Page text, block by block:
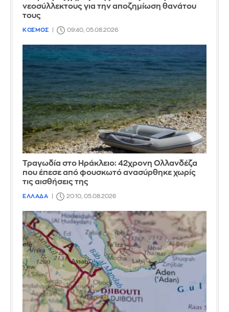
νεοσύλλεκτους για την αποζημίωση θανάτου
τους
ΚΟΣΜΟΣ 09:40, 05.08.2026
Τραγωδία στο Ηράκλειο: 42χρονη Ολλανδέζα
που έπεσε από φουσκωτό ανασύρθηκε χωρίς
τις αισθήσεις της
ΕΛΛΑΔΑ 20:10, 05.08.2026